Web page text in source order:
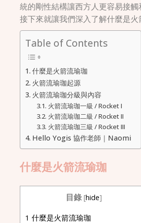
統的剛性結構讓西方人更容易接觸
接下來就讓我們深入了解什麼是火
Table of Contents
什麼是火箭流瑜珈
火箭流瑜珈起源
火箭流瑜珈分級與內容
火箭流瑜珈一級 / Rocket I
火箭流瑜珈二級 / Rocket II
火箭流瑜珈三級 / Rocket III
Hello Yogis 協作老師｜Naomi
什麼是火箭流瑜珈
目錄 [hide]
1 什麼是火箭流瑜珈